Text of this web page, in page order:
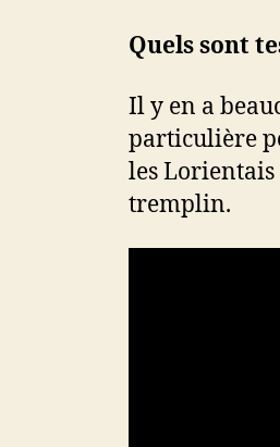
Quels sont
Il y en a
particulière
les
tremplin.